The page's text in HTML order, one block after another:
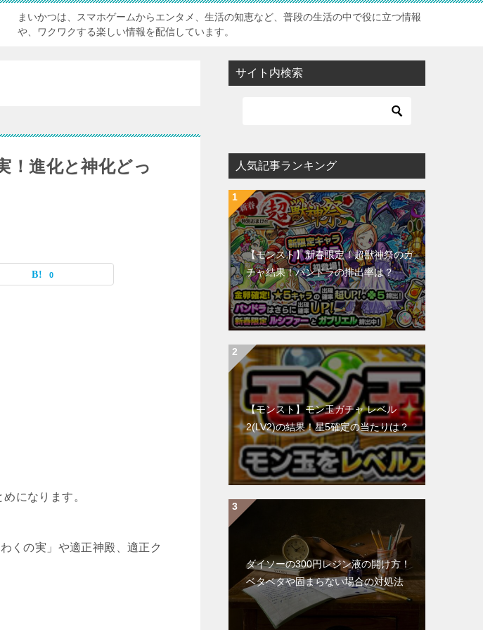
まいかつは、スマホゲームからエンタメ、生活の知恵など、普段の生活の中で役に立つ情報
や、ワクワクする楽しい情報を配信しています。
！進化と神化どっ
0
になります。
くの実」や適正神殿、適正ク
サイト内検索
人気記事ランキング
【モンスト】新春限定！超獣神祭のガ
チャ結果！パンドラの排出率は？
【モンスト】モン玉ガチャ レベル
2(LV2)の結果！星5確定の当たりは？
ダイソーの300円レジン液の開け方！
ベタベタや固まらない場合の対処法